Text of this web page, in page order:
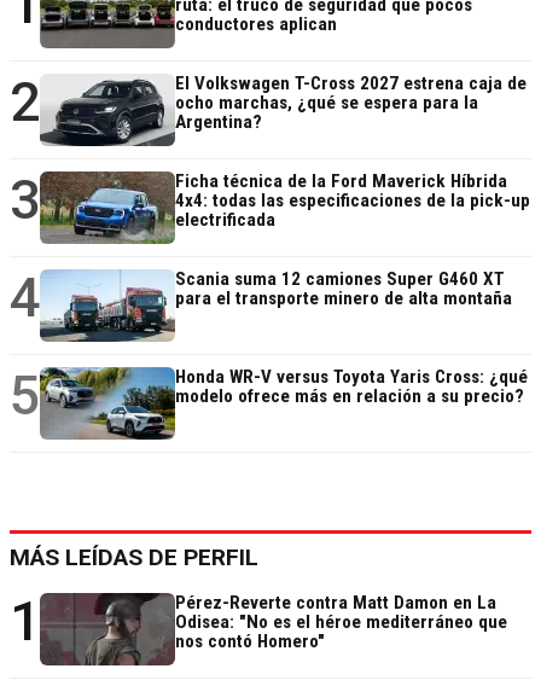
ruta: el truco de seguridad que pocos
conductores aplican
2
El Volkswagen T-Cross 2027 estrena caja de
ocho marchas, ¿qué se espera para la
Argentina?
3
Ficha técnica de la Ford Maverick Híbrida
4x4: todas las especificaciones de la pick-up
electrificada
4
Scania suma 12 camiones Super G460 XT
para el transporte minero de alta montaña
5
Honda WR-V versus Toyota Yaris Cross: ¿qué
modelo ofrece más en relación a su precio?
MÁS LEÍDAS DE PERFIL
1
Pérez-Reverte contra Matt Damon en La
Odisea: "No es el héroe mediterráneo que
nos contó Homero"